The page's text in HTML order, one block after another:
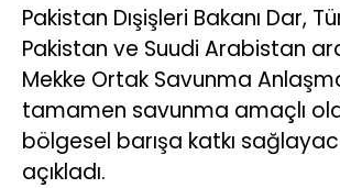
Pakistan Dışişleri Bakanı Dar,
Pakistan ve Suudi Arabistan
Mekke Ortak Savunma
tamamen savunma amaçlı
bölgesel barışa katkı
açıkladı.